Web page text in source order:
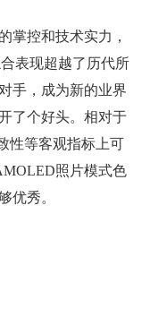
掌控和技术实力，
表现超越了历代所
手，成为新的业界
了个好头。相对于
性等客观指标上可
照片模式色
优秀。